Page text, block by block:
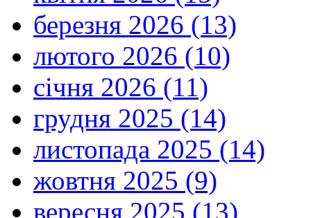
березня 2026 (13)
лютого 2026 (10)
січня 2026 (11)
грудня 2025 (14)
листопада 2025 (14)
жовтня 2025 (9)
вересня 2025 (13)